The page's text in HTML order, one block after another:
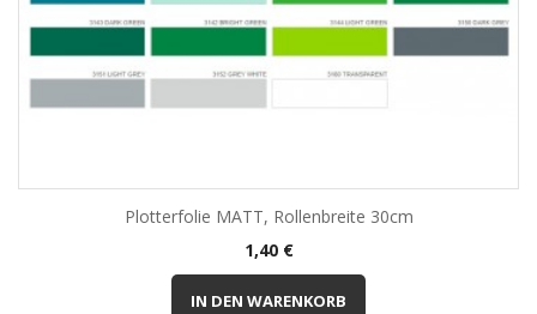
Plotterfolie MATT, Rollenbreite 30cm
Preis
1,40 €
IN DEN WARENKORB